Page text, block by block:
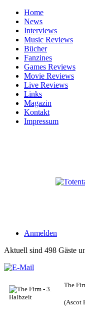
Home
News
Interviews
Music Reviews
Bücher
Fanzines
Games Reviews
Movie Reviews
Live Reviews
Links
Magazin
Kontakt
Impressum
Anmelden
Aktuell sind 498 Gäste
The
(Ascot